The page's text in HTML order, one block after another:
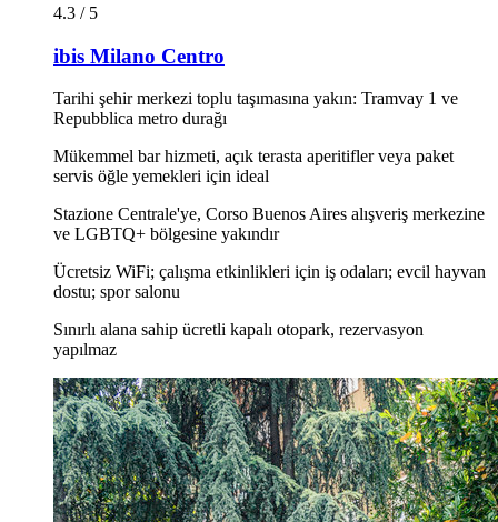
4.3 / 5
ibis Milano Centro
Tarihi şehir merkezi toplu taşımasına yakın: Tramvay 1 ve
Repubblica metro durağı
Mükemmel bar hizmeti, açık terasta aperitifler veya paket
servis öğle yemekleri için ideal
Stazione Centrale'ye, Corso Buenos Aires alışveriş merkezine
ve LGBTQ+ bölgesine yakındır
Ücretsiz WiFi; çalışma etkinlikleri için iş odaları; evcil hayvan
dostu; spor salonu
Sınırlı alana sahip ücretli kapalı otopark, rezervasyon
yapılmaz